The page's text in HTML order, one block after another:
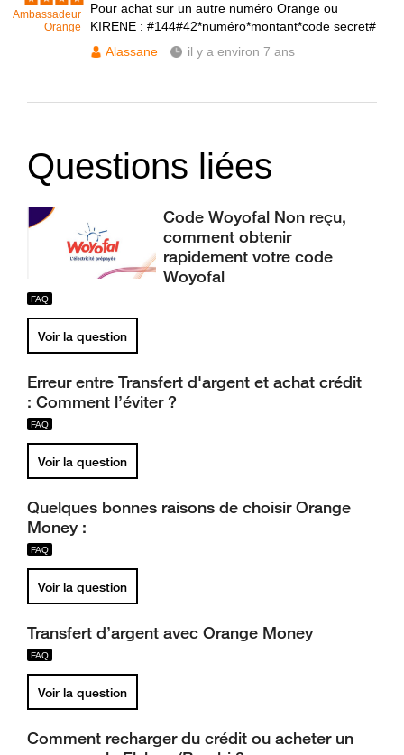
Ambassadeur
Orange
Pour achat sur un autre numéro Orange ou
KIRENE : #144#42*numéro*montant*code secret#
Alassane
il y a environ 7 ans
Questions liées
Code Woyofal Non reçu,
comment obtenir
rapidement votre code
Woyofal
Voir la question
Erreur entre Transfert d'argent et achat crédit
: Comment l’éviter ?
Voir la question
Quelques bonnes raisons de choisir Orange
Money :
Voir la question
Transfert d’argent avec Orange Money
Voir la question
Comment recharger du crédit ou acheter un